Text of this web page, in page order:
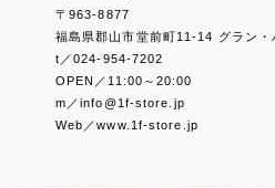
〒963-8877
福島県郡山市堂前町11-14 グラン
t／024-954-7202
OPEN／11:00～20:00
m／info@1f-store.jp
Web／www.1f-store.jp